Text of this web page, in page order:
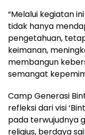
“Melalui kegiatan
tidak hanya
pengetahuan,
keimanan,
membangun
semangat
Camp Generasi
refleksi dari visi
pada terwujudnya
religius, berdaya